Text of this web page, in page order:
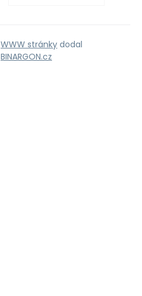
WWW stránky dodal
BINARGON.cz